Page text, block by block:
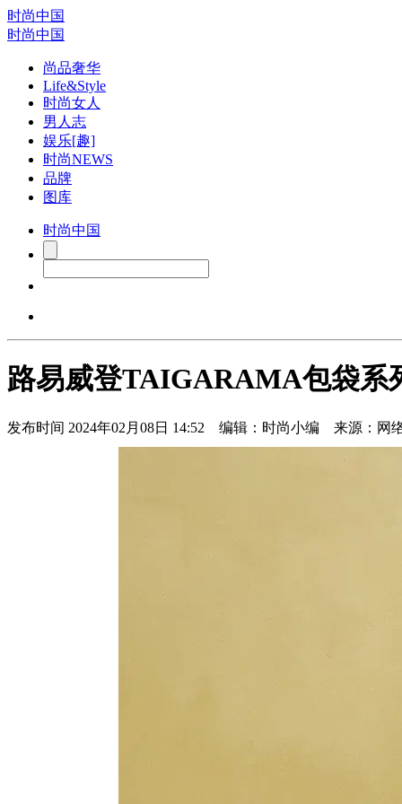
时尚中国
时尚中国
尚品奢华
Life&Style
时尚女人
男人志
娱乐[趣]
时尚NEWS
品牌
图库
时尚中国
路易威登TAIGARAMA包袋系
发布时间 2024年02月08日 14:52 编辑：时尚小编 来源：网